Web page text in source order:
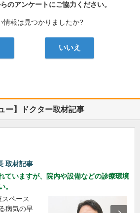
なび
のアンケートにご協力ください。
情報は見つかりましたか?
いいえ
ー】ドクター取材記事
取材記事
ていますが、院内や設備などの診療環境
。
ペース
病気の早